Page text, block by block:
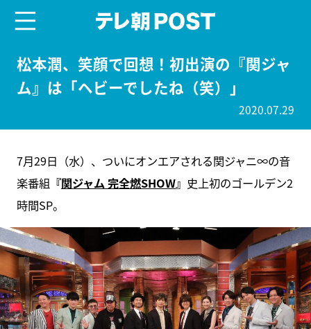
松本潤、笑顔で回想！初出演の『関ジャ
ム』は「ヘビーでしたね（笑）」
2020.07.29
7月29日（水）、ついにオンエアされる関ジャニ∞の音
楽番組 『関ジャム 完全燃SHOW』 史上初のゴールデン2
時間SP。